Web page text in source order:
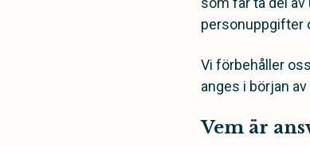
personuppgifter
Vi förbehåller
anges i början
Vem är